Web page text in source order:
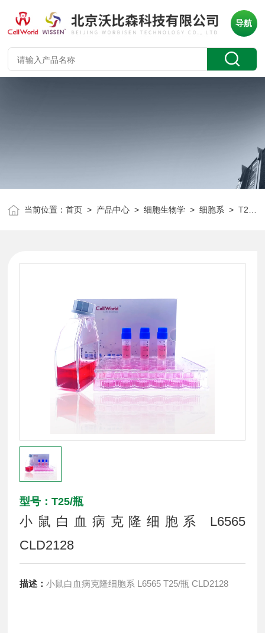
导航
当前位置：首页 > 产品中心 >细胞生物学 >细胞系 > T25/瓶小鼠白血病克隆细胞系 L6565 CLD2128
型号：T25/瓶
小鼠白血病克隆细胞系 L6565
CLD2128
描述：小鼠白血病克隆细胞系 L6565 T25/瓶 CLD2128